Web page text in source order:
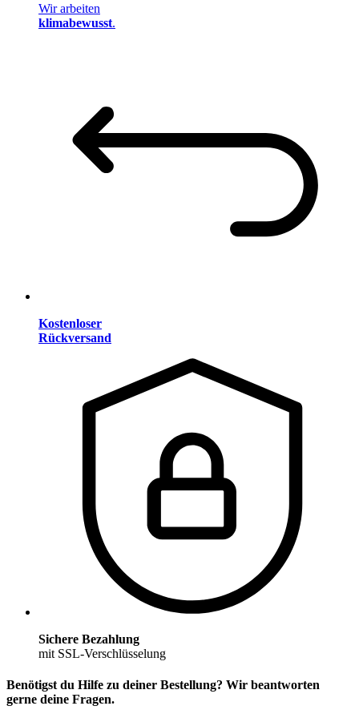
Wir arbeiten
klimabewusst.
Kostenloser
Rückversand
Sichere Bezahlung
mit SSL-Verschlüsselung
Benötigst du Hilfe zu deiner Bestellung? Wir beantworten
gerne deine Fragen.